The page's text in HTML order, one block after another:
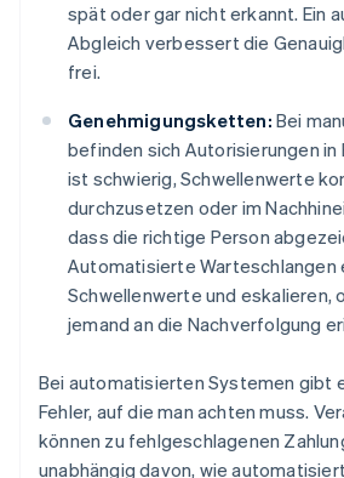
spät oder gar nicht erkannt. Ein
Abgleich verbessert die
frei.
Genehmigungsketten: Bei
befinden sich Autorisierungen in
ist schwierig, Schwellenwerte
durchzusetzen oder im
dass die richtige Person
Automatisierte Warteschlangen
Schwellenwerte und eskalieren,
jemand an die Nachverfolgung
Bei automatisierten Systemen gibt
Fehler, auf die man achten muss.
können zu fehlgeschlagenen
unabhängig davon, wie